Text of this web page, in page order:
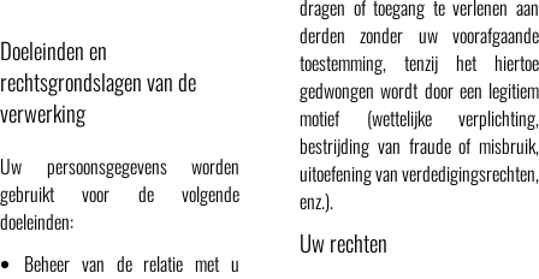
Doeleinden en
rechtsgrondslagen van de
verwerking
Uw persoonsgegevens worden
gebruikt voor de volgende
doeleinden:
Beheer van de relatie met u
dragen of toegang te verlenen aan
derden zonder uw voorafgaande
toestemming, tenzij het hiertoe
gedwongen wordt door een legitiem
motief (wettelijke verplichting,
bestrijding van fraude of misbruik,
uitoefening van verdedigingsrechten,
enz.).
Uw rechten